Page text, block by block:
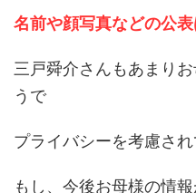
名前や顔写真などの公表
三戸舜介さんもあまり
うで
プライバシーを考慮さ
もし、今後お母様の情